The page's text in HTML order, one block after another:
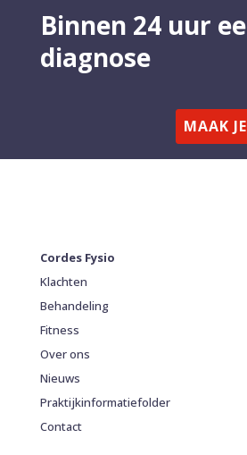
Binnen 24 uur
diagnose
MAAK
Cordes Fysio
Klachten
Behandeling
Fitness
Over ons
Nieuws
Praktijkinformatiefolder
Contact